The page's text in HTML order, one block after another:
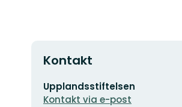
Kontakt
E-
postadress
Upplandsstiftelsen
Kontakt via e-post